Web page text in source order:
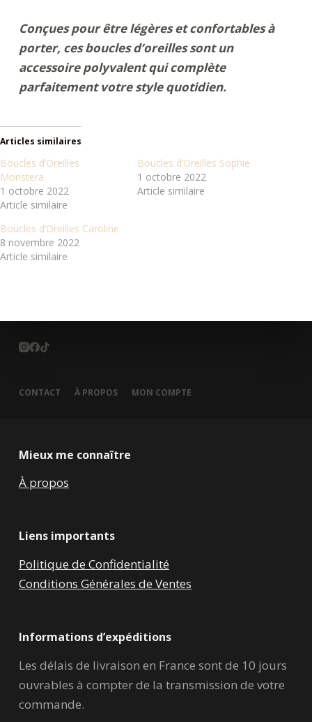
Conçues pour être légères et confortables à
porter, ces boucles d’oreilles sont un
accessoire polyvalent qui complète
parfaitement votre style quotidien.
Articles similaires
Boucles d’Oreilles
Monstera
1 octobre 2022
Article similaire
Boucles d’Oreilles Sophie
1 octobre 2022
Article similaire
Boucles d’Oreilles Caroline
8 novembre 2022
Article similaire
CONTACT À PROPOS MON COMPTE
Mieux me connaître
À propos
Liens importants
Politique de Confidentialité
Conditions Générales de Ventes
Informations d’expéditions
Les délais de livraison en France sont de 10 jours
ouvrables à compter de la transmission de votre
commande.